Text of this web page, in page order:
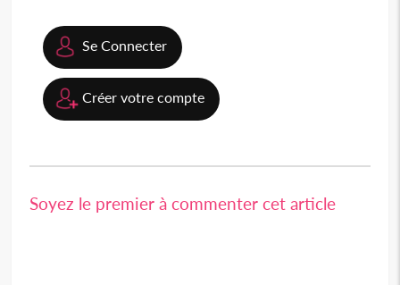
Se Connecter
Créer votre compte
Soyez le premier à commenter cet article